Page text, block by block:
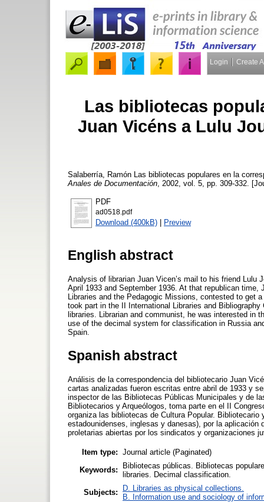
Login Create
Las bibliotecas
Juan Vicéns a Lulu
Salaberría, Ramón Las bibliotecas populares en la
Anales de Documentación , 2002, vol. 5, pp. 309-332.
PDF
ad0518.pdf
Download (400kB) | Preview
English abstract
Analysis of librarian Juan Vicen’s mail to his friend Lulu
April 1933 and September 1936. At that republican
Libraries and the Pedagogic Missions, contested to
took part in the II International Libraries and
libraries. Librarian and communist, he was interested in
use of the decimal system for classification in Russia
Spain.
Spanish abstract
Análisis de la correspondencia del bibliotecario Juan
cartas analizadas fueron escritas entre abril de 1933 y
inspector de las Bibliotecas Públicas Municipales y de
Bibliotecarios y Arqueólogos, toma parte en el II
organiza las bibliotecas de Cultura Popular.
estadounidenses, inglesas y danesas), por la
proletarias abiertas por los sindicatos y organizaciones
Item type: Journal article (Paginated)
Keywords:
Bibliotecas públicas. Bibliotecas
libraries. Decimal classification.
Subjects:
D. Libraries as physical collections.
B. Information use and sociology of